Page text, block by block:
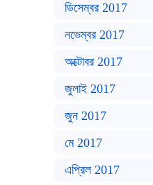
ডিসেম্বর 2017
নভেম্বর 2017
অক্টোবর 2017
জুলাই 2017
জুন 2017
মে 2017
এপ্রিল 2017